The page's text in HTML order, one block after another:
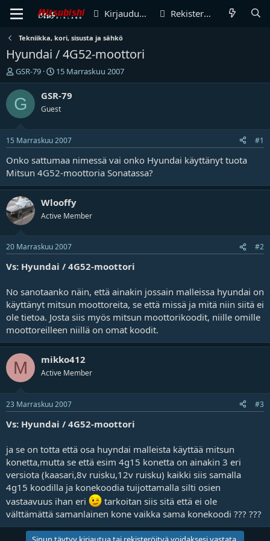
Kirjaudu sisään Rekisteröidy
Tekniikka, kori, sisusta ja sähkö
Hyundai / 4G52-moottori
V
i
e
s
k
e
t
j
u
n
a
l
o
i
t
t
a
a
GSR-79
A
l
o
t
s
p
ä
i
v
ä
m
ä
ä
15 Marraskuu 2007
G GSR-79
Guest
15 Marraskuu 2007 #1
Onko sattumaa nimessä vai onko Hyundai käyttänyt tuota
Mitsun 4G52-moottoria Sonatassa?
Wlooffy
Active Member
20 Marraskuu 2007 #2
Vs: Hyundai / 4G52-moottori
No sanotaanko näin, että ainakin jossain malleissa hyundai on
käyttänyt mitsun moottoreita, se että missä ja mitä niin siitä ei
ole tietoa. Josta siis myös mitsun moottorikoodit, niille omille
moottoreilleen niillä on omat koodit.
M mikko412
Active Member
23 Marraskuu 2007 #3
Vs: Hyundai / 4G52-moottori
ja se on totta että osa huyndai malleista käyttää mitsun
konetta,mutta se että esim 4g15 konetta on ainakin 3 eri
versiota (kaasari,8v ruisku,12v ruisku) kaikki siis samalla
4g15 koodilla ja konekoodia tuijottamalla silti osien
vastaavuus ihan eri
tarkoitan siis sitä että ei ole
välttämättä samanlainen kone vaikka sama konekoodi ??? ???